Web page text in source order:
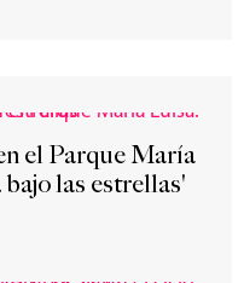
el Parque María
las estrellas'